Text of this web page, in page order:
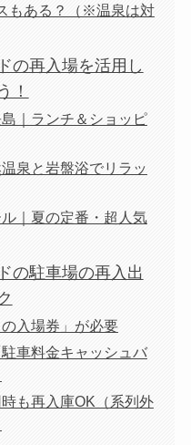
もある？（※温泉は対
の再入場を活用し
！
｜ランチ＆ショッピ
泉と岩盤浴でリラッ
｜夏の定番・超人気
の駐車場の再入出
入場券」が必要
車料金キャッシュバ
も再入庫OK（系列外